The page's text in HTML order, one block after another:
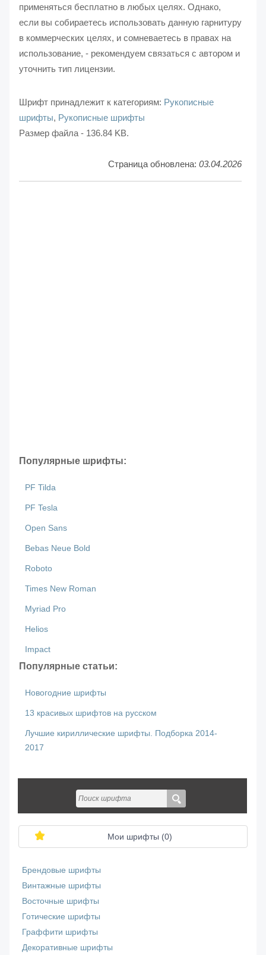
применяться бесплатно в любых целях. Однако,
если вы собираетесь использовать данную гарнитуру
в коммерческих целях, и сомневаетесь в правах на
использование, - рекомендуем связаться с автором и
уточнить тип лицензии.
Шрифт принадлежит к категориям: Рукописные
шрифты, Рукописные шрифты
Размер файла - 136.84 KB.
Страница обновлена: 03.04.2026
Популярные шрифты:
PF Tilda
PF Tesla
Open Sans
Bebas Neue Bold
Roboto
Times New Roman
Myriad Pro
Helios
Impact
Популярные статьи:
Новогодние шрифты
13 красивых шрифтов на русском
Лучшие кириллические шрифты. Подборка 2014-
2017
Мои шрифты (0)
Брендовые шрифты
Винтажные шрифты
Восточные шрифты
Готические шрифты
Граффити шрифты
Декоративные шрифты